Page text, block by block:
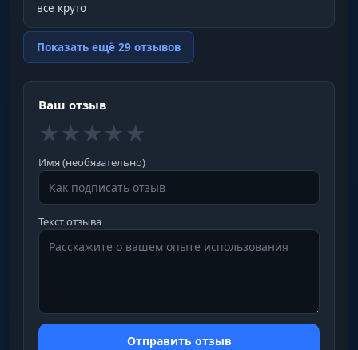
все круто
Показать ещё 29 отзывов
Ваш отзыв
★★★★★
Имя (необязательно)
Текст отзыва
Отправить отзыв